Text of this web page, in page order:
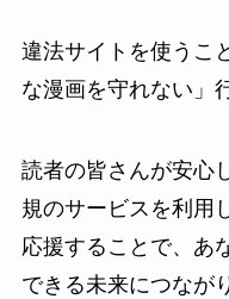
違法サイトを使うこ
な漫画を守れない」
読者の皆さんが安心
規のサービスを利用
応援することで、あ
できる未来につなが